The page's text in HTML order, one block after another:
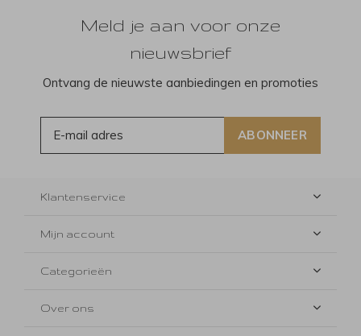
Meld je aan voor onze
nieuwsbrief
Ontvang de nieuwste aanbiedingen en promoties
ABONNEER
Klantenservice
Mijn account
Categorieën
Over ons